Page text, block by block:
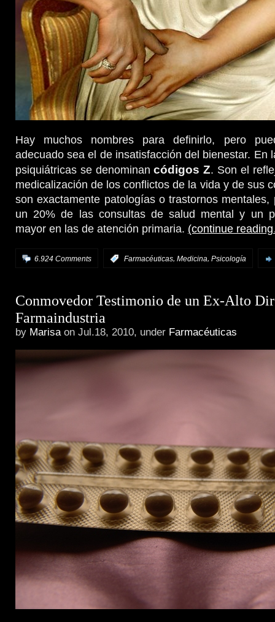
Hay muchos nombres para definirlo, pero
adecuado sea el de insatisfacción del bienestar. En
psiquiátricas se denominancódigos Z. Son el
medicalización de los conflictos de la vida y de sus
son exactamente patologías o trastornos mentales,
un 20% de las consultas de salud mental y un
mayor en las de atención primaria. (continue
6.924 Comments Farmacéuticas, Medicina, Psicología
Conmovedor Testimonio de un Ex-Alto
Farmaindustria
by Marisaon Jul.18, 2010, under Farmacéuticas